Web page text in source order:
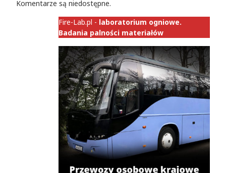
Komentarze są niedostępne.
Fire-Lab.pl - laboratorium ogniowe.
Badania palności materiałów